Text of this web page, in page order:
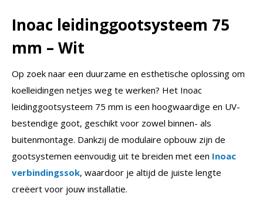
Inoac leidinggootsysteem 75
mm – Wit
Op zoek naar een duurzame en esthetische oplossing om
koelleidingen netjes weg te werken? Het Inoac
leidinggootsysteem 75 mm is een hoogwaardige en UV-
bestendige goot, geschikt voor zowel binnen- als
buitenmontage. Dankzij de modulaire opbouw zijn de
gootsystemen eenvoudig uit te breiden met een Inoac
verbindingssok, waardoor je altijd de juiste lengte
creëert voor jouw installatie.